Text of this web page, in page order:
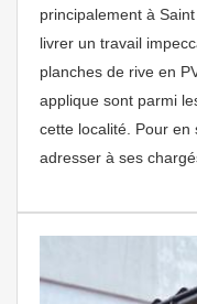
principalement à
livrer un travail
planches de rive en
applique sont parmi
cette localité. Pour en
adresser à ses